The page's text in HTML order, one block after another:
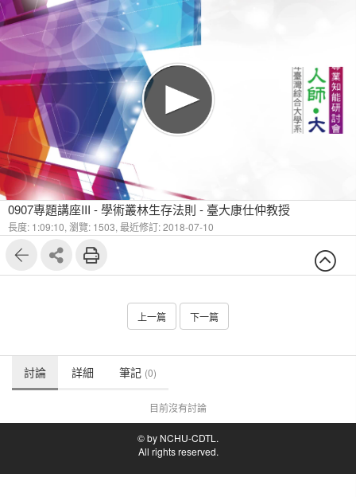
0907專題講座III - 學術叢林生存法則 - 臺大康仕仲教授
長度: 1:09:10, 瀏覽: 1503, 最近修訂: 2018-07-10
上一篇 下一篇
討論 詳細 筆記 (0)
目前沒有討論
© by NCHU-CDTL.
All rights reserved.